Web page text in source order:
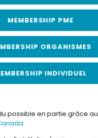
MEMBERSHIP PME
ORGANISMES
INDIVIDUEL
possible en partie grâce au